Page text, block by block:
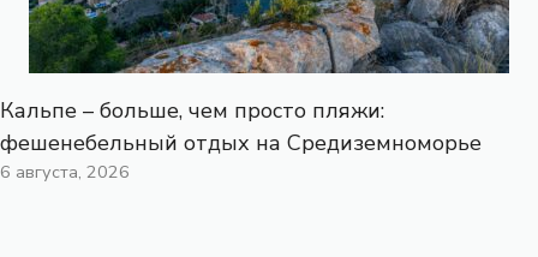
Кальпе – больше, чем просто пляжи:
фешенебельный отдых на Средиземноморье
6 августа, 2026